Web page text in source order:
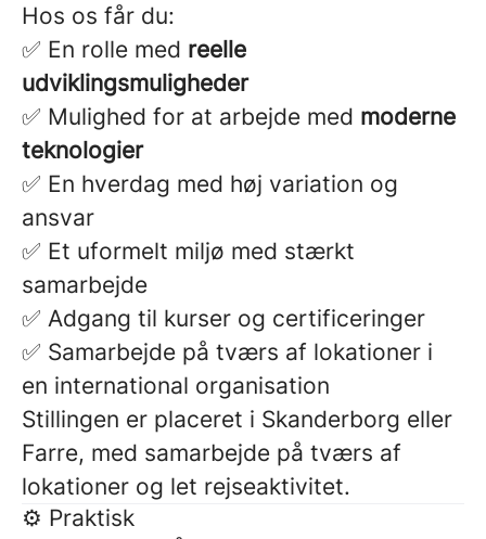
Hos os får du:
✅ En rolle med reelle
udviklingsmuligheder
✅ Mulighed for at arbejde med moderne
teknologier
✅ En hverdag med høj variation og
ansvar
✅ Et uformelt miljø med stærkt
samarbejde
✅ Adgang til kurser og certificeringer
✅ Samarbejde på tværs af lokationer i
en international organisation
Stillingen er placeret i Skanderborg eller
Farre, med samarbejde på tværs af
lokationer og let rejseaktivitet.
⚙️ Praktisk